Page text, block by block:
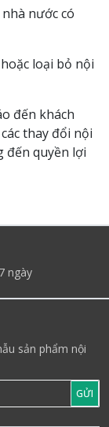
nước có
loại bỏ nội
đến khách
thay đổi nội
đến quyền lợi
ngày
sản phẩm nội
GỬI